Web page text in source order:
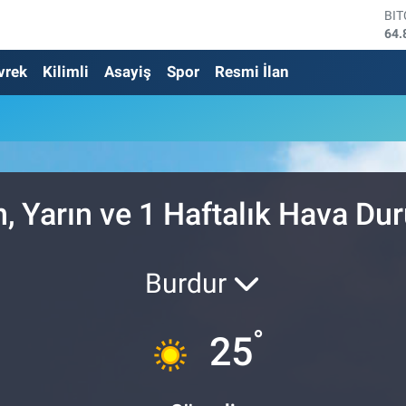
Kilimli Asayiş Spor Resmi İlan
Yarın ve 1 Haftalık Hava
Burdur
25°